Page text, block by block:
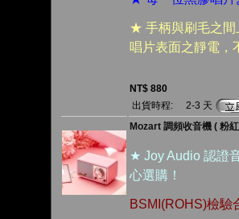
★ 手柄與刷毛之間
唱片表面之靜電，
NT$ 880
出貨時程:
2-3 天
Mozart 調頻收音機 ( 粉
★ Joy Audio 認證
心選購！
BSMI(ROHS)檢驗